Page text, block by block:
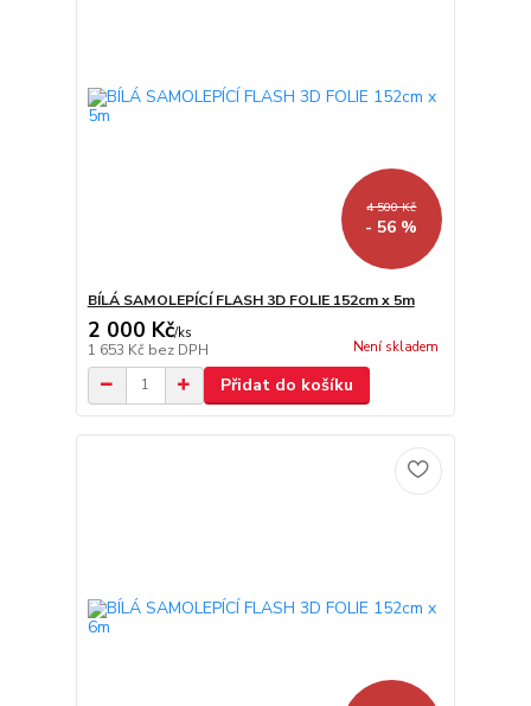
4 500 Kč
- 56 %
BÍLÁ SAMOLEPÍCÍ FLASH 3D FOLIE 152cm x 5m
2 000 Kč/ks
1 653 Kč bez DPH Není skladem
Přidat do košíku